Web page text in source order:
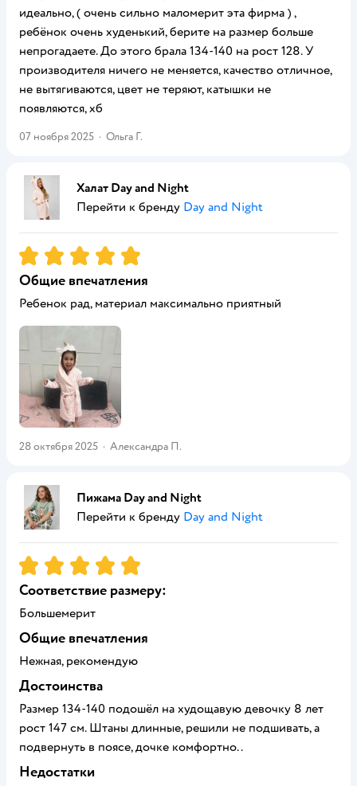
идеально, ( очень сильно маломерит эта фирма ) ,
ребёнок очень худенький, берите на размер больше
непрогадаете. До этого брала 134-140 на рост 128. У
производителя ничего не меняется, качество отличное,
не вытягиваются, цвет не теряют, катышки не
появляются, хб
07 ноября 2025 · Ольга Г.
Халат Day and Night
Перейти к бренду Day and Night
Рейтинг:5
Общие впечатления
Ребенок рад, материал максимально приятный
28 октября 2025 · Александра П.
Пижама Day and Night
Перейти к бренду Day and Night
Рейтинг:5
Соответствие размеру:
Большемерит
Общие впечатления
Нежная, рекомендую
Достоинства
Размер 134-140 подошёл на худощавую девочку 8 лет
рост 147 см. Штаны длинные, решили не подшивать, а
подвернуть в поясе, дочке комфортно..
Недостатки